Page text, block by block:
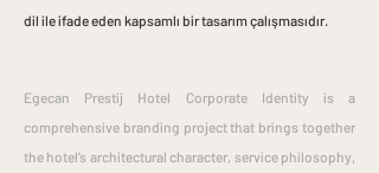
dil ile ifade eden kapsamlı bir tasarım çalışmasıdır.
Egecan Prestij Hotel Corporate Identity is a
comprehensive branding project that brings together
the hotel’s architectural character, service philosophy,